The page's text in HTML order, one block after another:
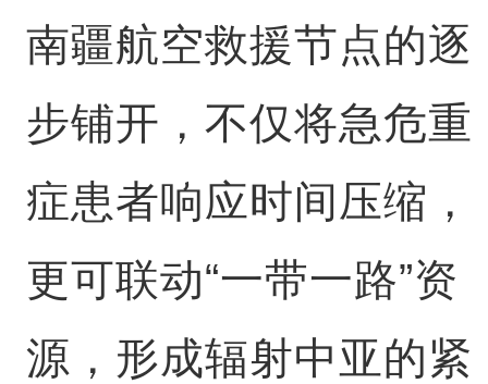
南疆航空救援节点的逐
步铺开，不仅将急危重
症患者响应时间压缩，
更可联动“一带一路”资
源，形成辐射中亚的紧